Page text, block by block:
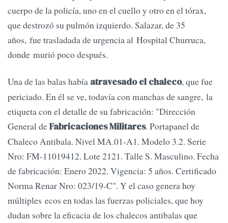
cuerpo de la policía, uno en el cuello y otro en el tórax,
que destrozó su pulmón izquierdo. Salazar, de 35
años, fue trasladada de urgencia al Hospital Churruca,
donde murió poco después.
Una de las balas había atravesado el chaleco, que fue
periciado. En él se ve, todavía con manchas de sangre, la
etiqueta con el detalle de su fabricación: "Dirección
General deFabricaciones Militares. Portapanel de
Chaleco Antibala. Nivel MA.01-A1. Modelo 3.2. Serie
Nro: FM-11019412. Lote 2121. Talle S. Masculino. Fecha
de fabricación: Enero 2022. Vigencia: 5 años. Certificado
Norma Renar Nro: 023/19-C". Y el caso genera hoy
múltiples ecos en todas las fuerzas policiales, que hoy
dudan sobre la eficacia de los chalecos antibalas que